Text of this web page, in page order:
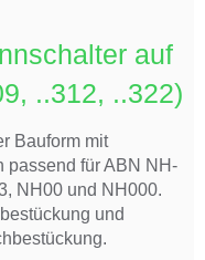
auf
..312, ..322)
Bauform mit
passend für ABN NH-
NH00 und NH000.
und